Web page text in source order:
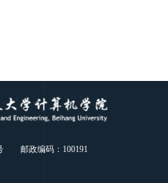
邮政编码：100191